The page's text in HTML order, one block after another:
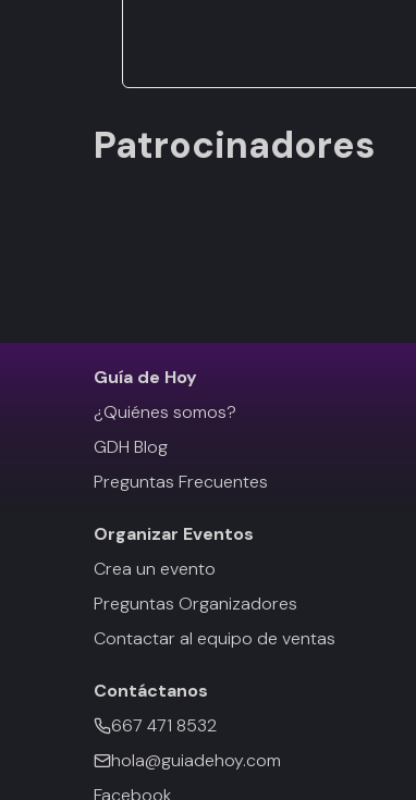
Patrocinadores
Guía de Hoy
¿Quiénes somos?
GDH Blog
Preguntas Frecuentes
Organizar Eventos
Crea un evento
Preguntas Organizadores
Contactar al equipo de ventas
Contáctanos
667 471 8532
hola@guiadehoy.com
Facebook